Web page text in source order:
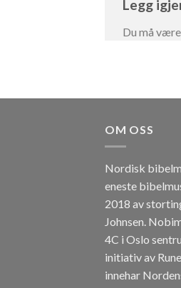
Legg
Du må være
OM OSS
Nordisk
eneste
2018 av
Johnsen.
4C i Oslo
initiativ av
innehar